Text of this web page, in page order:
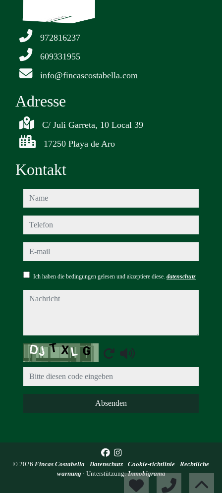
972816237
609331955
info@fincascostabella.com
Adresse
C/ Juli Garreta, 10 Local 39
17250 Playa de Aro
Kontakt
name
telefon
e-mail
Ich haben die bedingungen gelesen und akzeptiere diese. datenschutz
nachricht
Captcha
Absenden
© 2026 Fincas Costabella · Datenschutz · Cookie-richtlinie · Rechtliche
warnung · Unterstützung:Inmobigrama